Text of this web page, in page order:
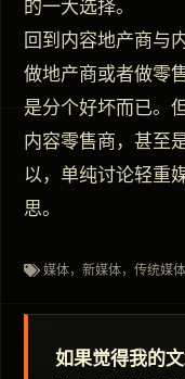
的一大选择。
回到内容地产商与
做地产商或者做零
是分个好坏而已。
内容零售商，甚至
以，单纯讨论轻重
思。
媒体，新媒体，传统媒体
如果觉得我的